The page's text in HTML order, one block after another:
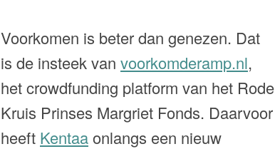
Voorkomen is beter dan genezen. Dat
is de insteek van voorkomderamp.nl,
het crowdfunding platform van het Rode
Kruis Prinses Margriet Fonds. Daarvoor
heeft Kentaaonlangs een nieuw